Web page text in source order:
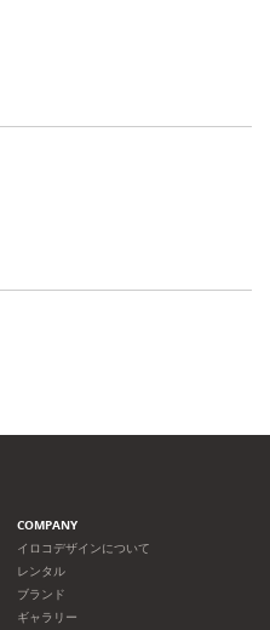
COMPANY
イロコデザインについて
レンタル
ブランド
ギャラリー